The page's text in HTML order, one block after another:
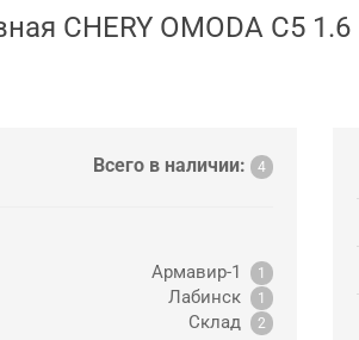
CHERY OMODA C5
Всего в наличии: 4
Армавир-1 1
Лабинск 1
Склад 2